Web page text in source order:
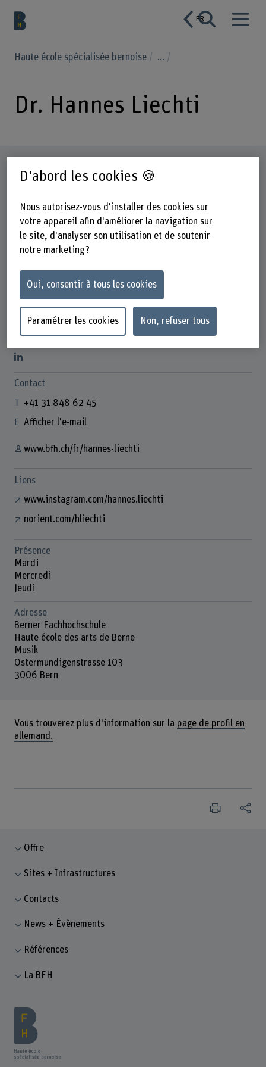
FR
Haute école spécialisée bernoise ...
Dr. Hannes Liechti
Dr. Hannes Liechti
Leiter Kult
Contact
+41 31 848 62 45
Afficher l'e-mail
www.bfh.ch/fr/hannes-liechti
Liens
www.instagram.com/hannes.liechti
norient.com/hliechti
Présence
Mardi
Mercredi
Jeudi
Adresse
Berner Fachhochschule
Haute école des arts de Berne
Musik
Ostermundigenstrasse 103
3006 Bern
Vous trouverez plus d'information sur la page de profil en
allemand.
Offre
Sites + Infrastructures
Contacts
News + Évènements
Références
La BFH
D'abord les cookies 🍪
Nous autorisez-vous d'installer des cookies sur
votre appareil afin d'améliorer la navigation sur
le site, d'analyser son utilisation et de soutenir
notre marketing ?
Oui, consentir à tous les cookies
Paramétrer les cookies Non, refuser tous